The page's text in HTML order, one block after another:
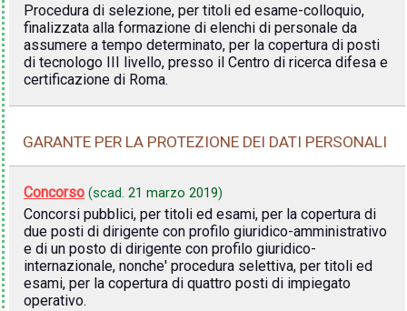
Procedura di selezione, per titoli ed esame-colloquio,
finalizzata alla formazione di elenchi di personale da
assumere a tempo determinato, per la copertura di posti
di tecnologo III livello, presso il Centro di ricerca difesa e
certificazione di Roma.
GARANTE PER LA PROTEZIONE DEI DATI PERSONALI
Concorso (scad. 21 marzo 2019)
Concorsi pubblici, per titoli ed esami, per la copertura di
due posti di dirigente con profilo giuridico-amministrativo
e di un posto di dirigente con profilo giuridico-
internazionale, nonche' procedura selettiva, per titoli ed
esami, per la copertura di quattro posti di impiegato
operativo.